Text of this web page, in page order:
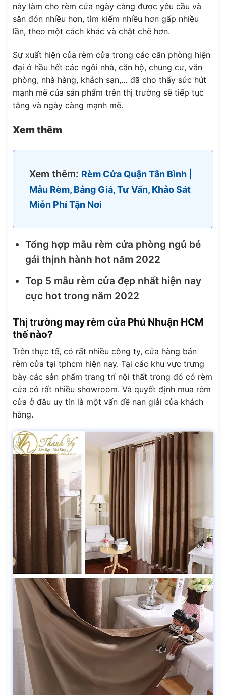
này làm cho rèm cửa ngày càng được yêu cầu và
săn đón nhiều hơn, tìm kiếm nhiều hơn gấp nhiều
lần, theo một cách khác và chặt chẽ hơn.
Sự xuất hiện của rèm cửa trong các căn phòng hiện
đại ở hầu hết các ngôi nhà, căn hộ, chung cư, văn
phòng, nhà hàng, khách sạn,… đã cho thấy sức hút
mạnh mẽ của sản phẩm trên thị trường sẽ tiếp tục
tăng và ngày càng mạnh mẽ.
Xem thêm
Xem thêm: Rèm Cửa Quận Tân Bình |
Mẫu Rèm, Bảng Giá, Tư Vấn, Khảo Sát
Miễn Phí Tận Nơi
Tổng hợp mẫu rèm cửa phòng ngủ bé
gái thịnh hành hot năm 2022
Top 5 mẫu rèm cửa đẹp nhất hiện nay
cực hot trong năm 2022
Thị trường may rèm cửa Phú Nhuận HCM
thế nào?
Trên thực tế, có rất nhiều công ty, cửa hàng bán
rèm cửa tại tphcm hiện nay. Tại các khu vực trưng
bày các sản phẩm trang trí nội thất trong đó có rèm
cửa có rất nhiều showroom. Và quyết định mua rèm
cửa ở đâu uy tín là một vấn đề nan giải của khách
hàng.